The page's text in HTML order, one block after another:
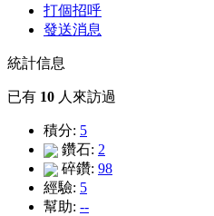
打個招呼
發送消息
統計信息
已有 10 人來訪過
積分: 5
鑽石: 2
碎鑽: 98
經驗: 5
幫助: --